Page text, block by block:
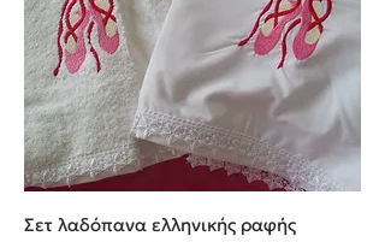
Σετ λαδόπανα ελληνικής ραφής